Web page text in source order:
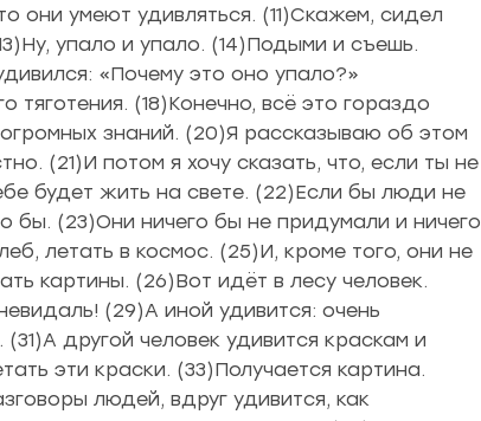
они умеют удивляться. (11)Скажем, сидел
упало и упало. (14)Подыми и съешь.
«Почему это оно упало?»
тяготения. (18)Конечно, всё это гораздо
знаний. (20)Я рассказываю об этом
(21)И потом я хочу сказать, что, если ты не
будет жить на свете. (22)Если бы люди не
бы. (23)Они ничего бы не придумали и ничего
летать в космос. (25)И, кроме того, они не
картины. (26)Вот идёт в лесу человек.
(29)А иной удивится: очень
другой человек удивится краскам и
эти краски. (33)Получается картина.
людей, вдруг удивится, как